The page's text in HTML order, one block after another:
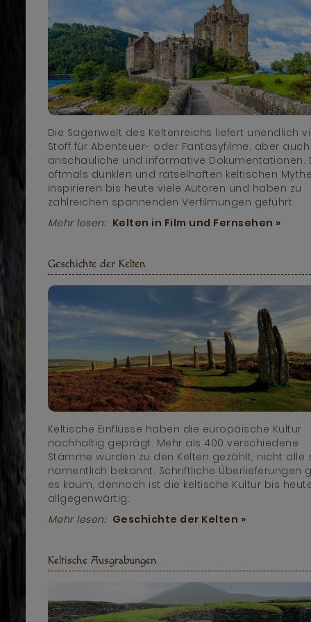
Die Sagenwelt des Keltenreichs liefert unendlich
Stoff für Abenteuer- oder Fantasyfilme, aber
anschauliche und informative Dokumentationen.
oftmals dunklen und rätselhaften keltischen
inspirieren bis heute viele Autoren und haben zu
zahlreichen spannenden Verfilmungen geführt.
Mehr lesen: Kelten in Film und Fernsehen »
Geschichte der Kelten
Keltische Einflüsse haben die europäische Kultur
nachhaltig geprägt. Mehr als 400 verschiedene
Stämme wurden zu den Kelten gezählt, nicht alle
namentlich bekannt. Schriftliche Überlieferungen
es kaum, dennoch ist die keltische Kultur bis
allgegenwärtig.
Mehr lesen: Geschichte der Kelten »
Keltische Ausgrabungen